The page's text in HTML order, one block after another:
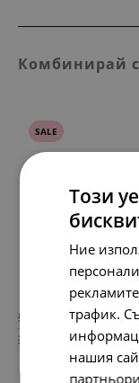
Комбинирай
SALE
598. 369.65 лв.
306. 189.00 €
Този
Ние
трафик.
нашия